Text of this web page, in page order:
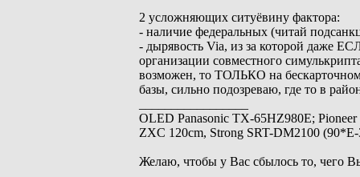
2 усложняющих ситуёвину фактора:
- наличие федеральных (читай
- дырявость Via, из за которой даже
организации совместного
возможен, то ТОЛЬКО на
базы, сильно подозреваю, где то в
OLED Panasonic TX-65HZ980E;
ZXC 120cm, Strong SRT-DM2100
Желаю, чтобы у Вас сбылось то, чего